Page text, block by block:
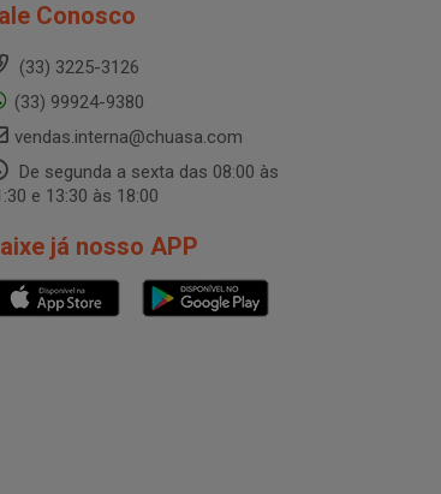
Conosco
(33) 3225-3126
(33) 99924-9380
vendas.interna@chuasa.com
De segunda a sexta das 08:00 às
e 13:30 às 18:00
já nosso APP